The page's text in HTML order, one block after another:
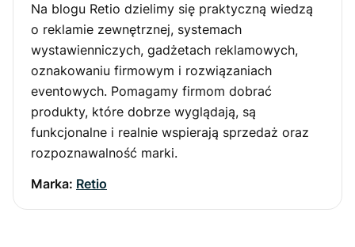
Na blogu Retio dzielimy się praktyczną wiedzą
o reklamie zewnętrznej, systemach
wystawienniczych, gadżetach reklamowych,
oznakowaniu firmowym i rozwiązaniach
eventowych. Pomagamy firmom dobrać
produkty, które dobrze wyglądają, są
funkcjonalne i realnie wspierają sprzedaż oraz
rozpoznawalność marki.
Marka: Retio